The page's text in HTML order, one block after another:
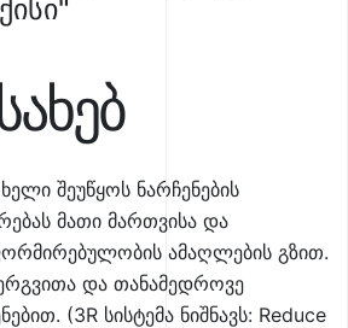
შეუწყოს ნარჩენების
მათი მართვისა და
ამაღლების გზით.
და თანამედროვე
(3R სისტემა ნიშნავს: Reduce